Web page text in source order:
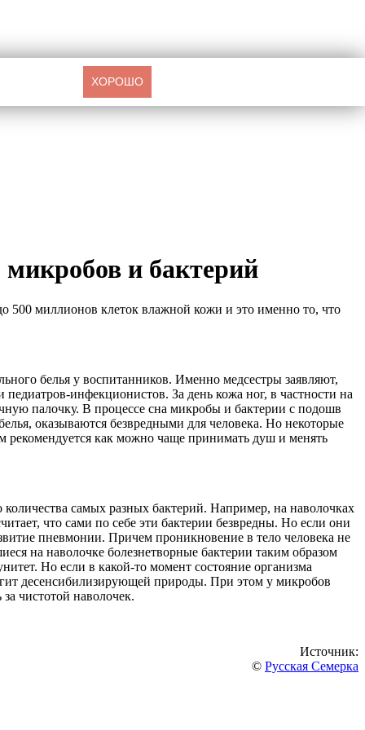
микробов и бактерий
500 миллионов клеток влажной кожи и это именно то, что
белья у воспитанников. Именно медсестры заявляют,
инфекционистов. За день кожа ног, в частности на
палочку. В процессе сна микробы и бактерии с подошв
оказываются безвредными для человека. Но некоторые
как можно чаще принимать душ и менять
самых разных бактерий. Например, на наволочках
что сами по себе эти бактерии безвредны. Но если они
пневмонии. Причем проникновение в тело человека не
на наволочке болезнетворные бактерии таким образом
Но если в какой-то момент состояние организма
десенсибилизирующей природы. При этом у микробов
чистотой наволочек.
Источник:
© Русская Семерка
ХОРОШО